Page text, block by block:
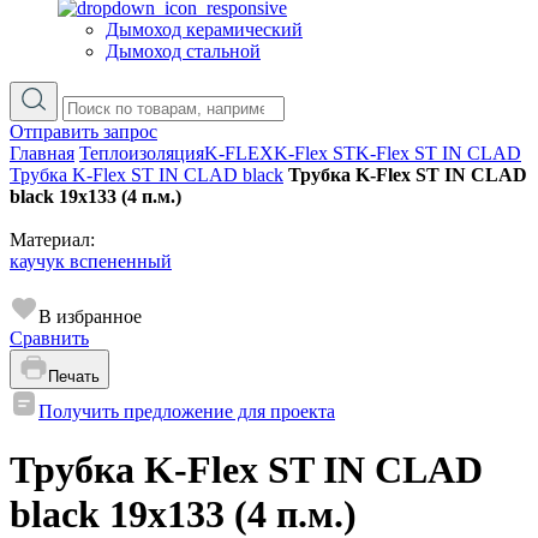
Дымоход керамический
Дымоход стальной
Отправить запрос
Главная ТеплоизоляцияK-FLEXK-Flex STK-Flex ST IN CLAD
Трубка K-Flex ST IN CLAD black Трубка K-Flex ST IN CLAD
black 19х133 (4 п.м.)
Материал:
каучук вспененный
В избранное
Сравнить
Печать
Получить предложение для проекта
Трубка K-Flex ST IN CLAD
black 19х133 (4 п.м.)